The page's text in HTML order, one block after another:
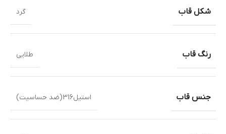
شکل قاب گرد
رنگ قاب طلایی
جنس قاب استیل316(ضد حساسیت)